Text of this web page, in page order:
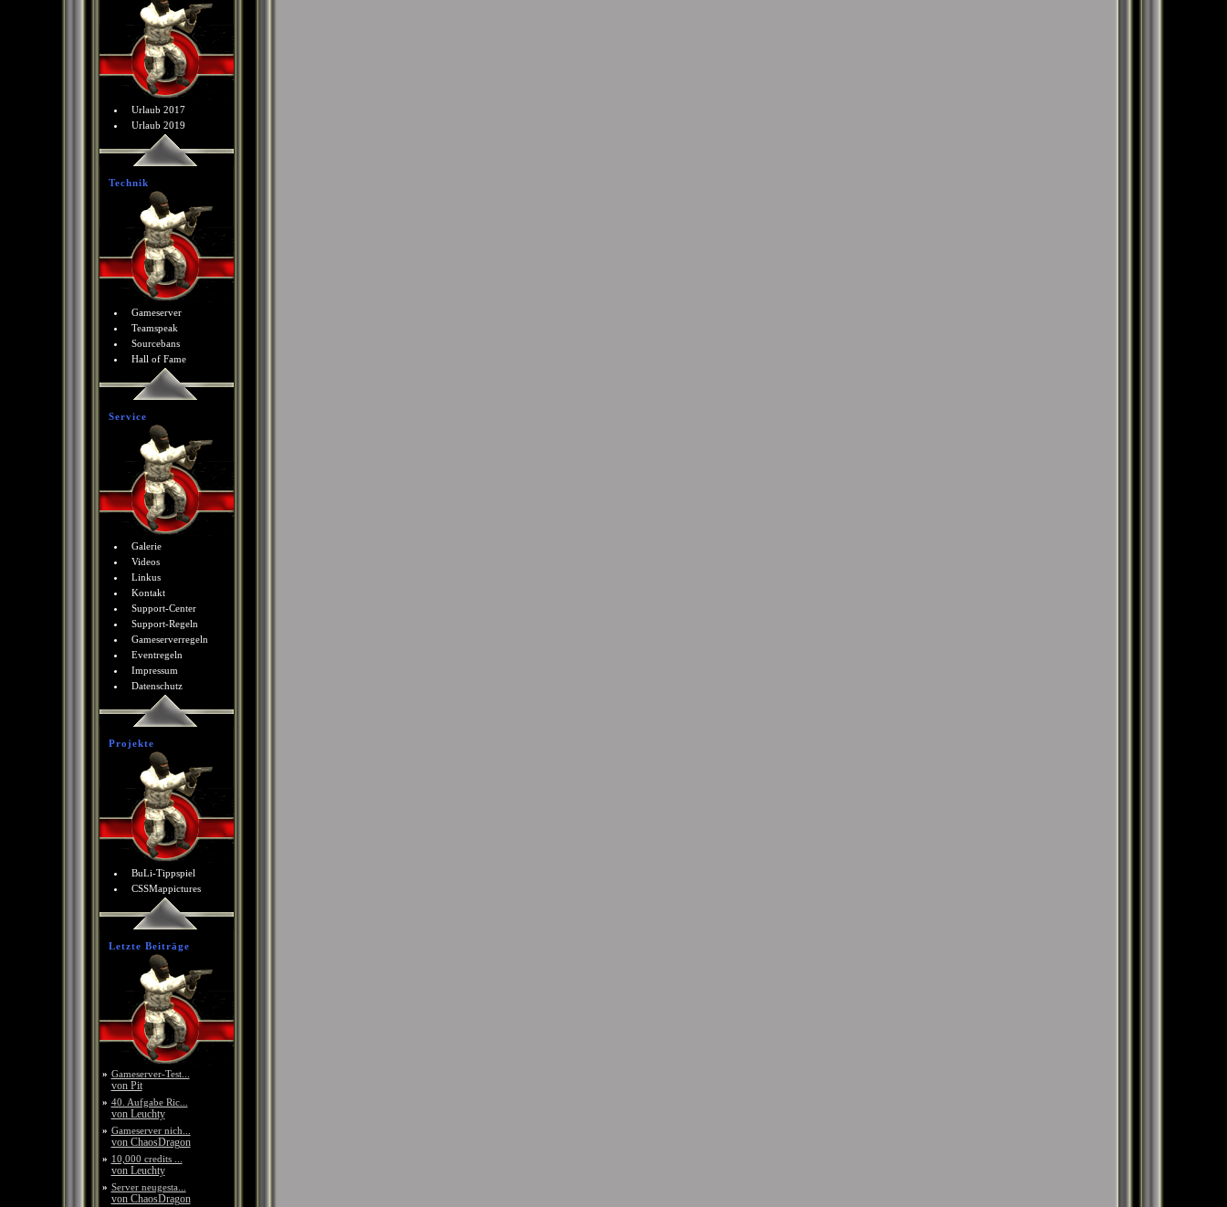
Urlaub 2017
Urlaub 2019
Technik
Gameserver
Teamspeak
Sourcebans
Hall of Fame
Service
Galerie
Videos
Linkus
Kontakt
Support-Center
Support-Regeln
Gameserverregeln
Eventregeln
Impressum
Datenschutz
Projekte
BuLi-Tippspiel
CSSMappictures
Letzte Beiträge
» Gameserver-Test...
von Pit
» 40. Aufgabe Ric...
von Leuchty
» Gameserver nich...
von ChaosDragon
» 10,000 credits ...
von Leuchty
» Server neugesta...
von ChaosDragon